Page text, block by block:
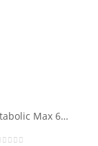
IVB Metabolic Max 60 cápsulas